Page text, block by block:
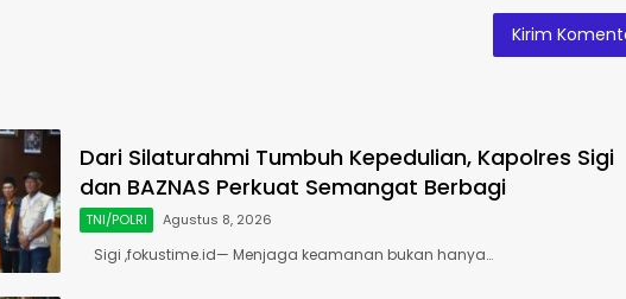
Dari Silaturahmi Tumbuh Kepedulian, Kapolres Sigi
dan BAZNAS Perkuat Semangat Berbagi
TNI/POLRI Agustus 8, 2026
Sigi ,fokustime.id— Menjaga keamanan bukan hanya…